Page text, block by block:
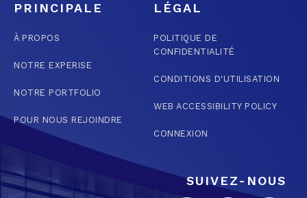
PRINCIPALE
À PROPOS
NOTRE EXPERISE
NOTRE PORTFOLIO
POUR NOUS REJOINDRE
LÉGAL
POLITIQUE DE
CONFIDENTIALITÉ
CONDITIONS D'UTILISATION
WEB ACCESSIBILITY POLICY
CONNEXION
SUIVEZ-NOUS